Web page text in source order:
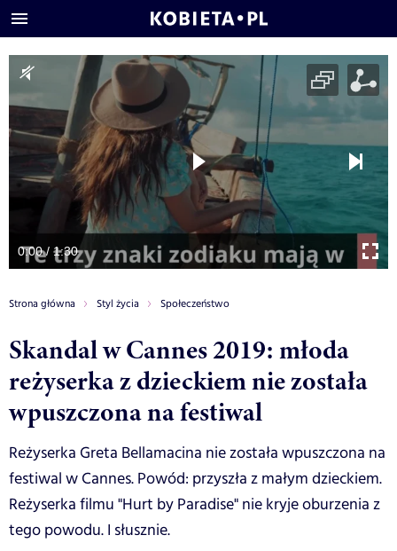
0:00 / 1:30
Strona główna Styl życia Społeczeństwo
Skandal w Cannes 2019: młoda
reżyserka z dzieckiem nie została
wpuszczona na festiwal
Reżyserka Greta Bellamacina nie została wpuszczona na
festiwal w Cannes. Powód: przyszła z małym dzieckiem.
Reżyserka filmu "Hurt by Paradise" nie kryje oburzenia z
tego powodu. I słusznie.